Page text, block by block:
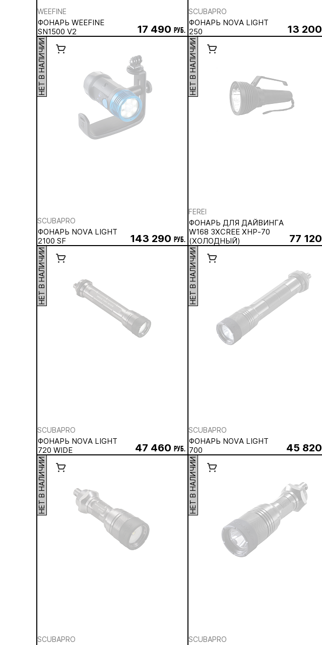
WEEFINE
ФОНАРЬ WEEFINE
SN1500 V2
17 490 руб.
SCUBAPRO
ФОНАРЬ NOVA LIGHT
250
13 200
НЕТ В НАЛИЧИИ
SCUBAPRO
ФОНАРЬ NOVA LIGHT
2100 SF
143 290 руб.
НЕТ В НАЛИЧИИ
FEREI
ФОНАРЬ ДЛЯ ДАЙВИНГА
W168 3ХCREE XHP-70
(ХОЛОДНЫЙ)
77 120
НЕТ В НАЛИЧИИ
SCUBAPRO
ФОНАРЬ NOVA LIGHT
720 WIDE
47 460 руб.
НЕТ В НАЛИЧИИ
SCUBAPRO
ФОНАРЬ NOVA LIGHT
700
45 820
НЕТ В НАЛИЧИИ
SCUBAPRO
НЕТ В НАЛИЧИИ
SCUBAPRO